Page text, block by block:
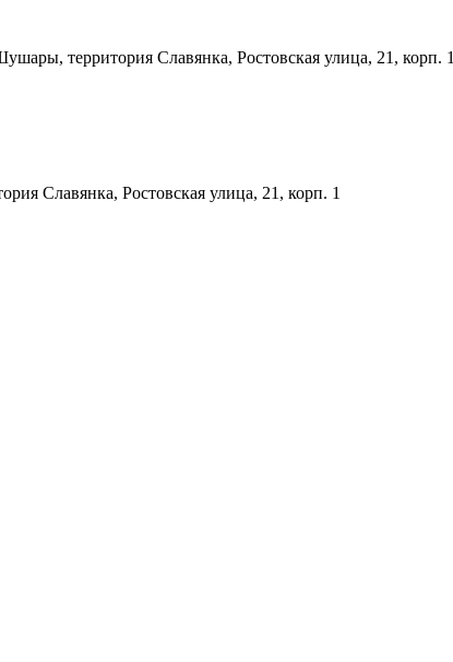
территория Славянка, Ростовская улица, 21, корп. 1
Славянка, Ростовская улица, 21, корп. 1